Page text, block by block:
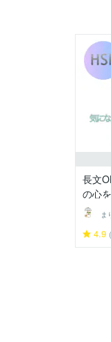
長文
の心
4.9